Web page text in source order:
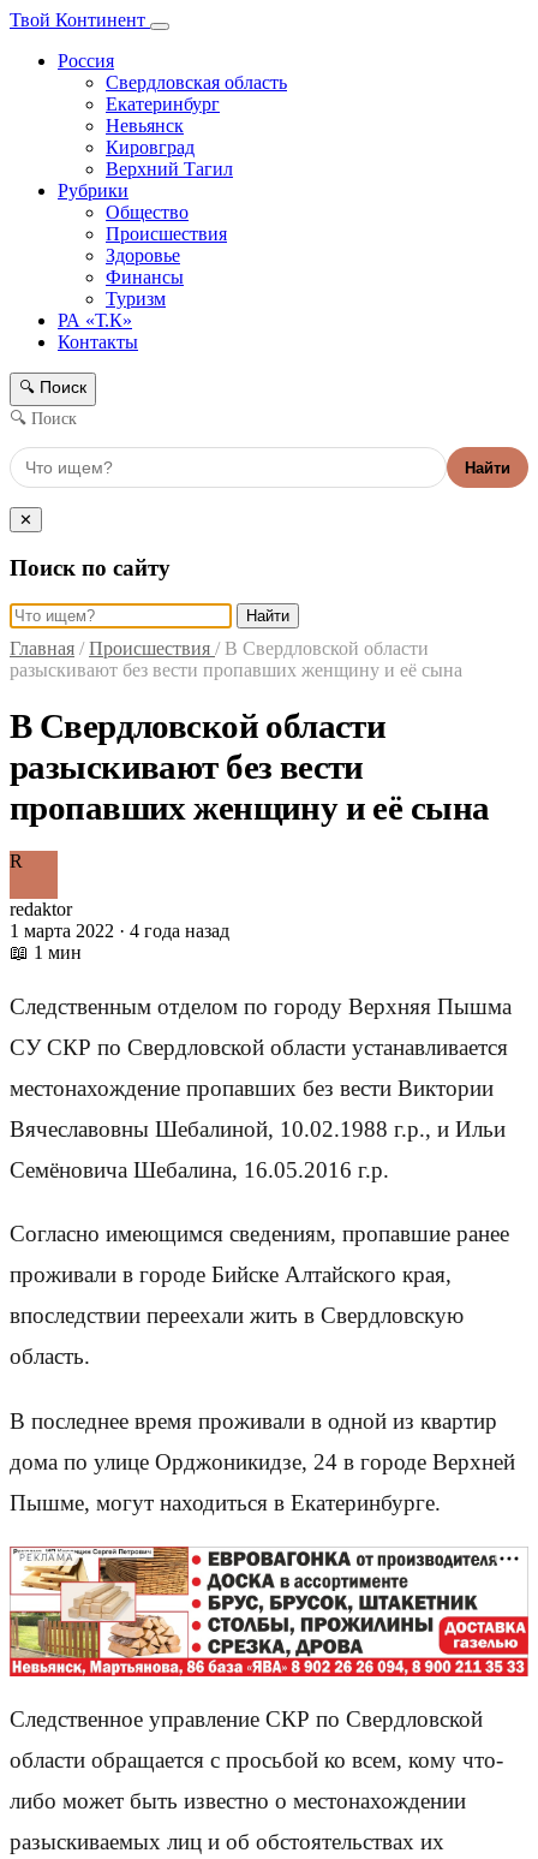
Твой Континент
Россия
Свердловская область
Екатеринбург
Невьянск
Кировград
Верхний Тагил
Рубрики
Общество
Происшествия
Здоровье
Финансы
Туризм
РА «Т.К»
Контакты
🔍 Поиск
🔍 Поиск
Найти
✕
Поиск по сайту
Найти
Главная / Происшествия / В Свердловской области
разыскивают без вести пропавших женщину и её сына
В Свердловской области
разыскивают без вести
пропавших женщину и её сына
R
redaktor
1 марта 2022 · 4 года назад
📖 1 мин
Следственным отделом по городу Верхняя Пышма
СУ СКР по Свердловской области устанавливается
местонахождение пропавших без вести Виктории
Вячеславовны Шебалиной, 10.02.1988 г.р., и Ильи
Семёновича Шебалина, 16.05.2016 г.р.
Согласно имеющимся сведениям, пропавшие ранее
проживали в городе Бийске Алтайского края,
впоследствии переехали жить в Свердловскую
область.
В последнее время проживали в одной из квартир
дома по улице Орджоникидзе, 24 в городе Верхней
Пышме, могут находиться в Екатеринбурге.
РЕКЛАМА
Следственное управление СКР по Свердловской
области обращается с просьбой ко всем, кому что-
либо может быть известно о местонахождении
разыскиваемых лиц и об обстоятельствах их